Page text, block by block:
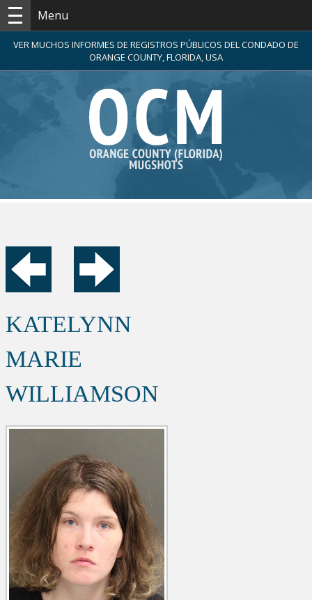
Menu
VER MUCHOS INFORMES DE REGISTROS PÚBLICOS DEL CONDADO DE
ORANGE COUNTY, FLORIDA, USA
KATELYNN
MARIE
WILLIAMSON